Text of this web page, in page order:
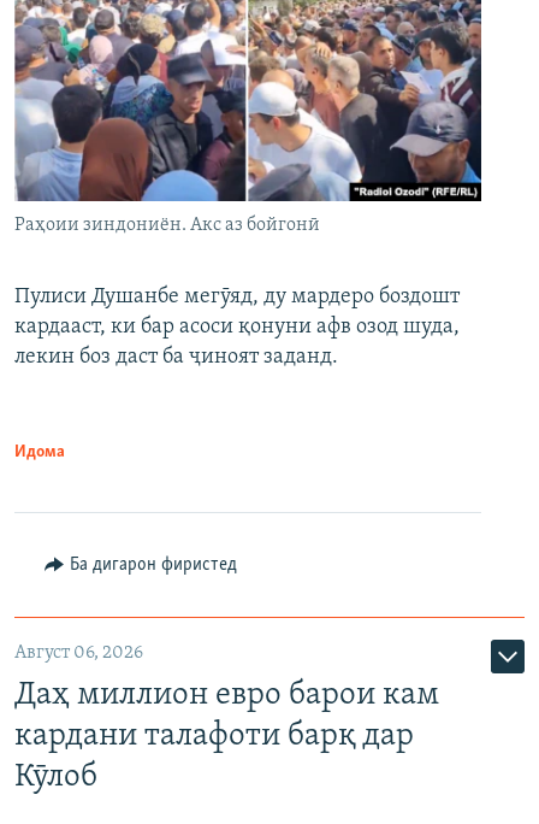
Раҳоии зиндониён. Акс аз бойгонӣ
Пулиси Душанбе мегӯяд, ду мардеро боздошт
кардааст, ки бар асоси қонуни афв озод шуда,
лекин боз даст ба ҷиноят заданд.
Идома
Ба дигарон фиристед
Август 06, 2026
Даҳ миллион евро барои кам
кардани талафоти барқ дар
Кӯлоб